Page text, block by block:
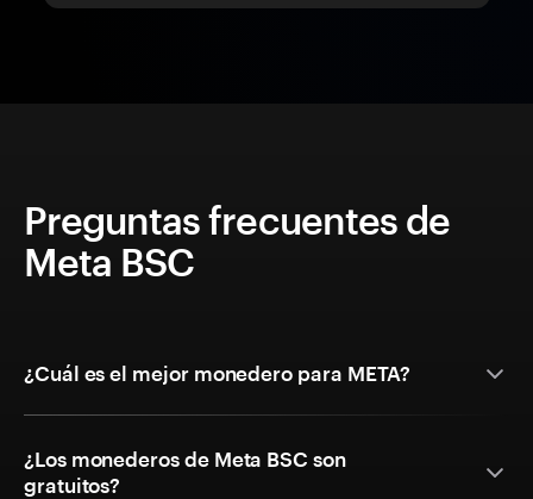
Preguntas frecuentes de
Meta BSC
¿Cuál es el mejor monedero para META?
¿Los monederos de Meta BSC son
gratuitos?